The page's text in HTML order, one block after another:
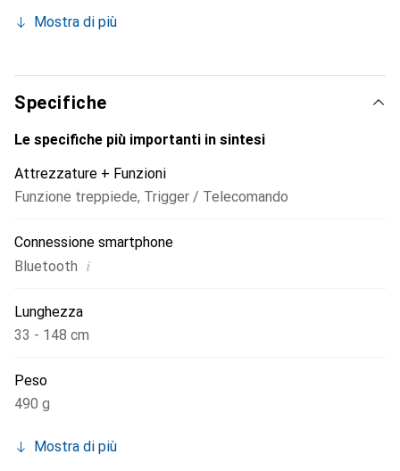
testa mobile (180°) consente di posizionare lo smartphone
360° tiene il telefono in modo molto saldo e sicuro,
permettendoti di scattare foto da qualsiasi angolazione, e
l'ergonomia del L03S si sente molto bene in mano. Le
maniglie e la parte inferiore delle gambe sono dotate di
qualsiasi superficie. Il set include un pratico telecomando
con una portata fino a 12 metri. Dimensione minima quando
148 cm. Compatibile con iOS e Android.
Mostra di più
Specifiche
Le specifiche più importanti in sintesi
Attrezzature + Funzioni
Funzione treppiede, Trigger / Telecomando
Connessione smartphone
Bluetooth i
Lunghezza
33 - 148 cm
Peso
490 g
Mostra di più